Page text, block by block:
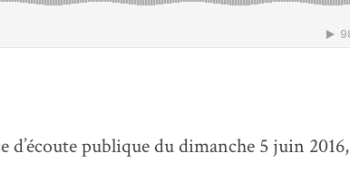
d’écoute publique du dimanche 5 juin 2016,